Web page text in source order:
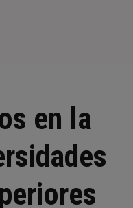
en la